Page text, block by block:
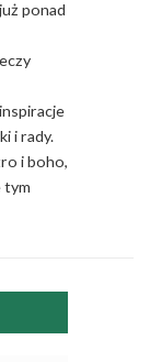
ponad
i rady.
i boho,
tym